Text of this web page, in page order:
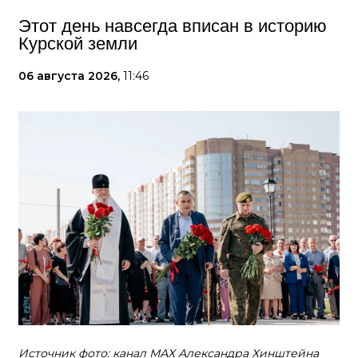
Этот день навсегда вписан в историю
Курской земли
06 августа 2026, 11:46
Источник фото: канал МАХ Александра Хинштейна